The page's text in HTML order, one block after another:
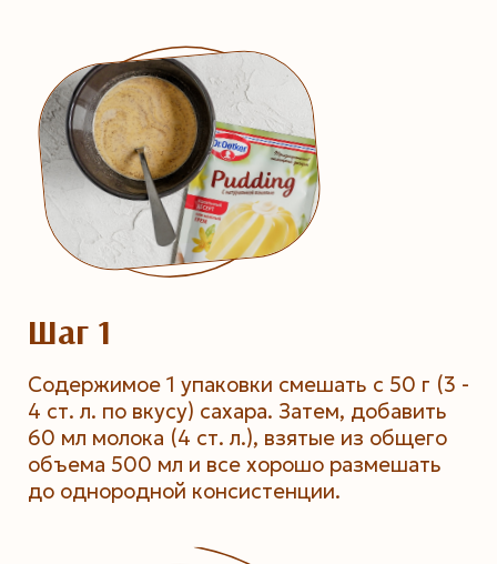
Шаг 1
Содержимое 1 упаковки смешать с 50 г (3 -
4 ст. л. по вкусу) сахара. Затем, добавить
60 мл молока (4 ст. л.), взятые из общего
объема 500 мл и все хорошо размешать
до однородной консистенции.